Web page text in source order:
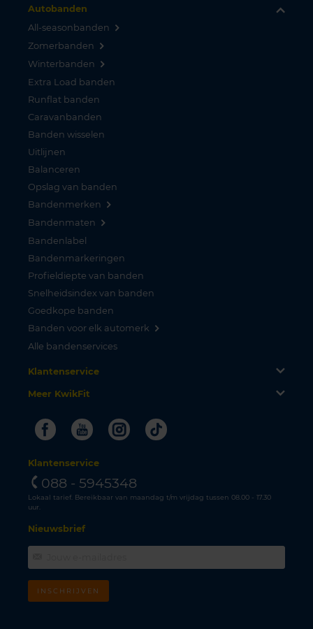
Autobanden
All-seasonbanden
Zomerbanden
Winterbanden
Extra Load banden
Runflat banden
Caravanbanden
Banden wisselen
Uitlijnen
Balanceren
Opslag van banden
Bandenmerken
Bandenmaten
Bandenlabel
Bandenmarkeringen
Profieldiepte van banden
Snelheidsindex van banden
Goedkope banden
Banden voor elk automerk
Alle bandenservices
Klantenservice
Meer KwikFit
FacebookYoutubeInstagram
Tiktok
Klantenservice
088 - 5945348
Lokaal tarief. Bereikbaar van maandag t/m vrijdag tussen 08.00 - 17.30
uur.
Nieuwsbrief
INSCHRIJVEN